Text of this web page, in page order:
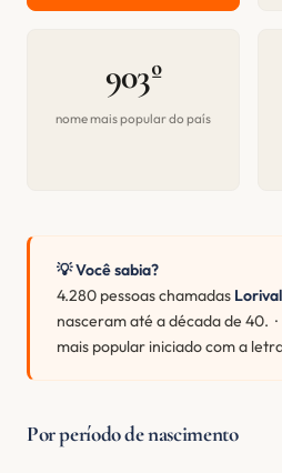
903º
nome mais popular do país
💡 Você sabia?
4.280 pessoas chamadas Lorival
nasceram até a década de 40.
mais popular iniciado com a
Por período de nascimento